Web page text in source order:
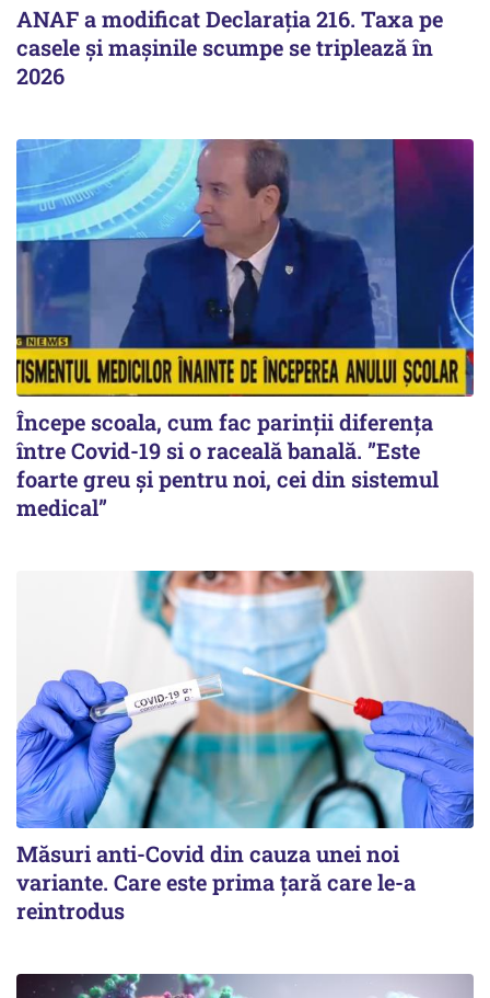
ANAF a modificat Declarația 216. Taxa pe
casele și mașinile scumpe se triplează în
2026
Începe scoala, cum fac parinții diferența
între Covid-19 si o raceală banală. ”Este
foarte greu și pentru noi, cei din sistemul
medical”
Măsuri anti-Covid din cauza unei noi
variante. Care este prima țară care le-a
reintrodus